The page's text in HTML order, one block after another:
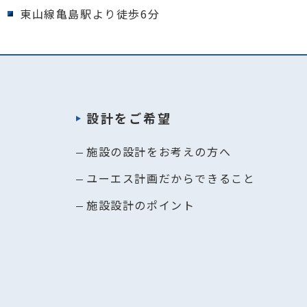
東山線亀島駅より徒歩6分
設計をご希望
施設の設計をお考えの方へ
ユーエス計画だからできること
施設設計のポイント